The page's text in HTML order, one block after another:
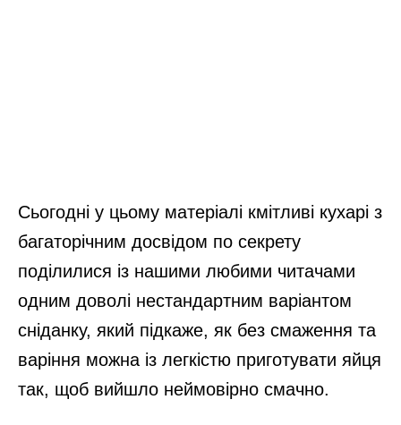
Сьогодні у цьому матеріалі кмітливі кухарі з
багаторічним досвідом по секрету
поділилися із нашими любими читачами
одним доволі нестандартним варіантом
сніданку, який підкаже, як без смаження та
варіння можна із легкістю приготувати яйця
так, щоб вийшло неймовірно смачно.